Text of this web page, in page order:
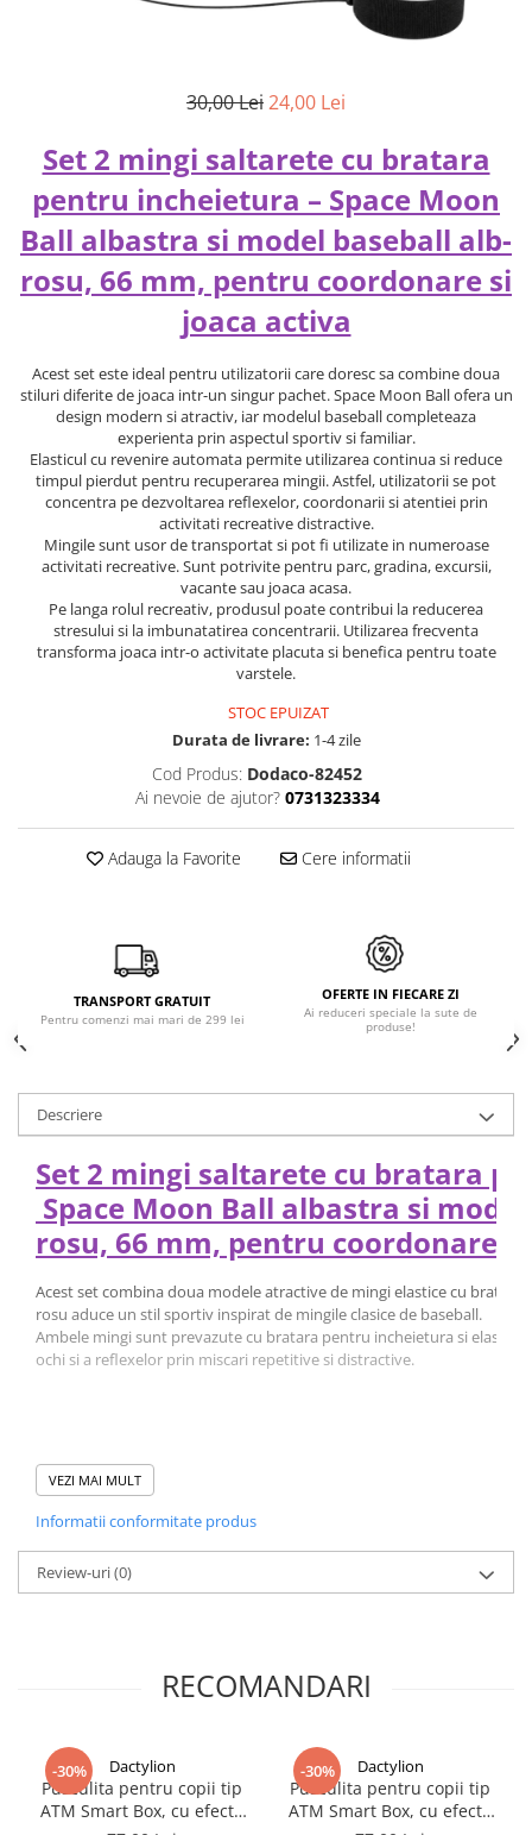
30,00 Lei24,00 Lei
Set 2 mingi saltarete cu bratara
pentru incheietura – Space Moon
Ball albastra si model baseball alb-
rosu, 66 mm, pentru coordonare si
joaca activa
Acest set este ideal pentru utilizatorii care doresc sa combine doua
stiluri diferite de joaca intr-un singur pachet. Space Moon Ball ofera un
design modern si atractiv, iar modelul baseball completeaza
experienta prin aspectul sportiv si familiar.
Elasticul cu revenire automata permite utilizarea continua si reduce
timpul pierdut pentru recuperarea mingii. Astfel, utilizatorii se pot
concentra pe dezvoltarea reflexelor, coordonarii si atentiei prin
activitati recreative distractive.
Mingile sunt usor de transportat si pot fi utilizate in numeroase
activitati recreative. Sunt potrivite pentru parc, gradina, excursii,
vacante sau joaca acasa.
Pe langa rolul recreativ, produsul poate contribui la reducerea
stresului si la imbunatatirea concentrarii. Utilizarea frecventa
transforma joaca intr-o activitate placuta si benefica pentru toate
varstele.
STOC EPUIZAT
Durata de livrare: 1-4 zile
Cod Produs: Dodaco-82452
Ai nevoie de ajutor? 0731323334
Adauga la Favorite Cere informatii
TRANSPORT GRATUIT
Pentru comenzi mai mari de 299 lei
OFERTE IN FIECARE ZI
Ai reduceri speciale la sute de
produse!
Descriere
Set 2 mingi saltarete cu bratara
Space Moon Ball albastra si
rosu, 66 mm, pentru coordonare
Acest set combina doua modele atractive de mingi elastice cu
rosu aduce un stil sportiv inspirat de mingile clasice de baseball.
Ambele mingi sunt prevazute cu bratara pentru incheietura si elastic
ochi si a reflexelor prin miscari repetitive si distractive.
VEZI MAI MULT
Informatii conformitate produs
Review-uri(0)
RECOMANDARI
-30% Dactylion
Pusculita pentru copii tip
ATM Smart Box, cu efecte
-30% Dactylion
Pusculita pentru copii tip
ATM Smart Box, cu efecte